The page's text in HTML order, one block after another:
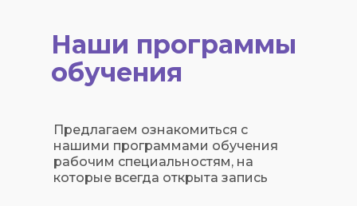
Наши программы
обучения
Предлагаем ознакомиться с
нашими программами обучения
рабочим специальностям, на
которые всегда открыта запись